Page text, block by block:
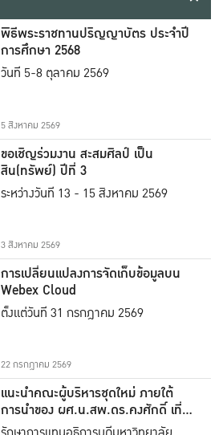
พิธีพระราชทานปริญญาบัตร ประจำปี
การศึกษา 2568
วันที่ 5-8 ตุลาคม 2569
5 สิงหาคม 2569
ขอเชิญร่วมงาน สะสมศิลป์ เป็น
สิน(ทรัพย์) ปีที่ 3
ระหว่างวันที่ 13 - 15 สิงหาคม 2569
3 สิงหาคม 2569
การเปลี่ยนแปลงการจัดเก็บข้อมูลบน
Webex Cloud
ตั้งแต่วันที่ 31 กรกฎาคม 2569
22 กรกฎาคม 2569
แนะนำคณะผู้บริหารชุดใหม่ ภายใต้
การนำของ ผศ.น.สพ.ดร.คงศักดิ์ เที่ยง
ธรรม